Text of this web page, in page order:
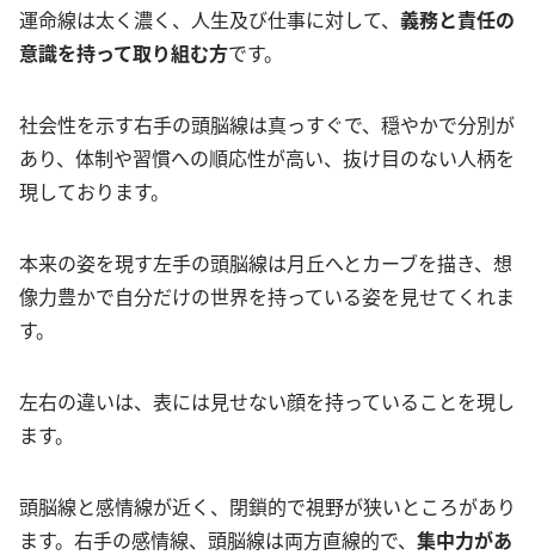
運命線は太く濃く、人生及び仕事に対して、 義務と責任の
意識を持って取り組む方です。
社会性を示す右手の頭脳線は真っすぐで、穏やかで分別が
あり、体制や習慣への順応性が高い、抜け目のない人柄を
現しております。
本来の姿を現す左手の頭脳線は月丘へとカーブを描き、想
像力豊かで自分だけの世界を持っている姿を見せてくれま
す。
左右の違いは、表には見せない顔を持っていることを現し
ます。
頭脳線と感情線が近く、閉鎖的で視野が狭いところがあり
ます。右手の感情線、頭脳線は両方直線的で、 集中力があ